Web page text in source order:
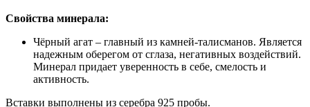
Свойства минерала:
Чёрный агат – главный из камней-талисманов. Является
надежным оберегом от сглаза, негативных воздействий.
Минерал придает уверенность в себе, смелость и
активность.
Вставки выполнены из серебра 925 пробы.